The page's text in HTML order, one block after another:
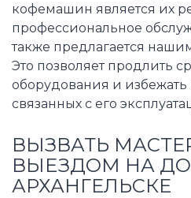
кофемашин является их
профессиональное
также предлагается
Это позволяет продлить
оборудования и
связанных с его
ВЫЗВАТЬ
ВЫЕЗДОМ НА
АРХАНГЕЛЬСКЕ